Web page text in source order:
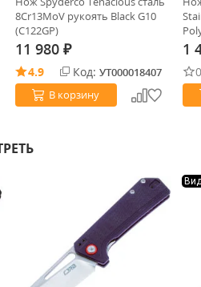
8Cr13MoV рукоять Black G10
(C122GP)
11 980 ₽
4.9 Код: УТ000018407
В корзину
1